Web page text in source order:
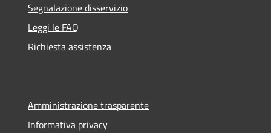
Segnalazione disservizio
Leggi le FAQ
Richiesta assistenza
Amministrazione trasparente
Informativa privacy